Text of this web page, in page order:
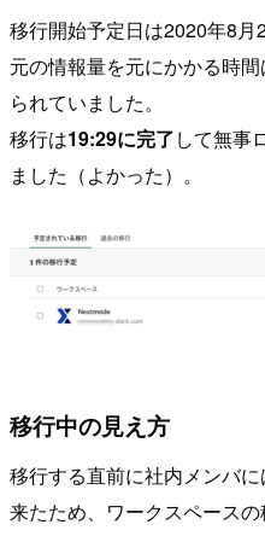
移行開始予定日は2020年8
元の情報量を元にかかる時
られていました。
移行は19:29に完了して無事
ました（よかった）。
移行中の見え方
移行する直前に社内メンバ
来たため、ワークスペース